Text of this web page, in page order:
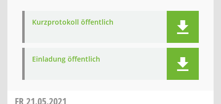
Kurzprotokoll öffentlich
Einladung öffentlich
FR21.05.2021